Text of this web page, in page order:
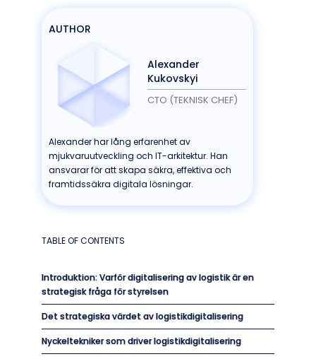
AUTHOR
Alexander
Kukovskyi
CTO (TEKNISK CHEF)
Alexander har lång erfarenhet av
mjukvaruutveckling och IT-arkitektur. Han
ansvarar för att skapa säkra, effektiva och
framtidssäkra digitala lösningar.
TABLE OF CONTENTS
Introduktion:Varför digitalisering av logistik är en
strategisk fråga för styrelsen
Det strategiska värdet av logistikdigitalisering
Nyckeltekniker som driver logistikdigitalisering